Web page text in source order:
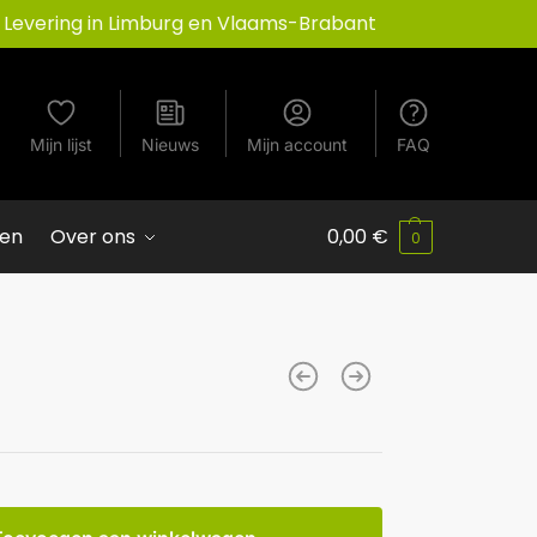
Levering in Limburg en Vlaams-Brabant
Mijn lijst Nieuws Mijn account FAQ
Over ons 0,00 € 0